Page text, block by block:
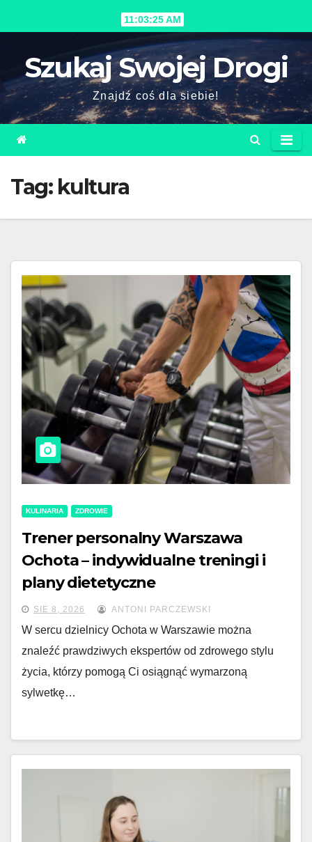
to
11:03:26 AM
Szukaj Swojej Drogi
Znajdź coś dla siebie!
Tag: kultura
KULINARIA ZDROWIE
Trener personalny Warszawa
Ochota – indywidualne treningi i
plany dietetyczne
SIE 8, 2026 ANTONI PARCZEWSKI
W sercu dzielnicy Ochota w Warszawie można
znaleźć prawdziwych ekspertów od zdrowego stylu
życia, którzy pomogą Ci osiągnąć wymarzoną
sylwetkę…